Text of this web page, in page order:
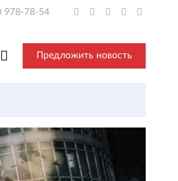
978-78-54
Предложить новость